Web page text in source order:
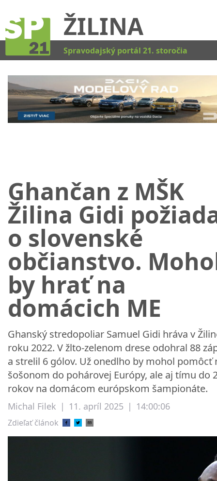
ŽILINA
Spravodajský portál 21. storočia
Ghančan z MŠK
Žilina Gidi
o slovenské
občianstvo.
by hrať na
domácich ME
Ghanský stredopoliar Samuel Gidi hráva v
roku 2022. V žlto-zelenom drese odohral 88
a strelil 6 gólov. Už onedlho by mohol pomôcť
šošonom do pohárovej Európy, ale aj tímu do
rokov na domácom európskom šampionáte.
Michal Filek | 11. apríl 2025 | 14:00:06
Zdieľať článok